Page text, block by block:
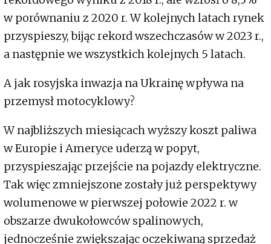
w porównaniu z 2020 r. W kolejnych latach rynek
przyspieszy, bijąc rekord wszechczasów w 2023 r.,
a następnie we wszystkich kolejnych 5 latach.
A jak rosyjska inwazja na Ukrainę wpływa na
przemysł motocyklowy?
W najbliższych miesiącach wyższy koszt paliwa
w Europie i Ameryce uderzą w popyt,
przyspieszając przejście na pojazdy elektryczne.
Tak więc zmniejszone zostały już perspektywy
wolumenowe w pierwszej połowie 2022 r. w
obszarze dwukołowców spalinowych,
jednocześnie zwiększając oczekiwaną sprzedaż